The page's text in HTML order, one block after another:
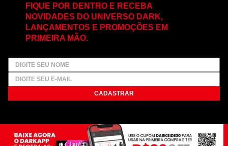
FIQUE POR DENTRO E RECEBA
NOVIDADES DO UNIVERSO DARK,
LANÇAMENTOS E PROMOÇÕES EM
PRIMEIRA MÃO.
CADASTRAR